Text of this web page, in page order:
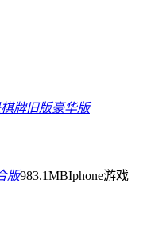
牌旧版豪华版
版983.1MBIphone游戏